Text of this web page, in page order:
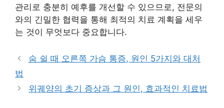
관리로 충분히 예후를 개선할 수 있으므로, 전문의
와의 긴밀한 협력을 통해 최적의 치료 계획을 세우
는 것이 무엇보다 중요합니다.
숨 쉴 때 오른쪽 가슴 통증, 원인 5가지와 대처
법
위궤양의 초기 증상과 그 원인, 효과적인 치료법